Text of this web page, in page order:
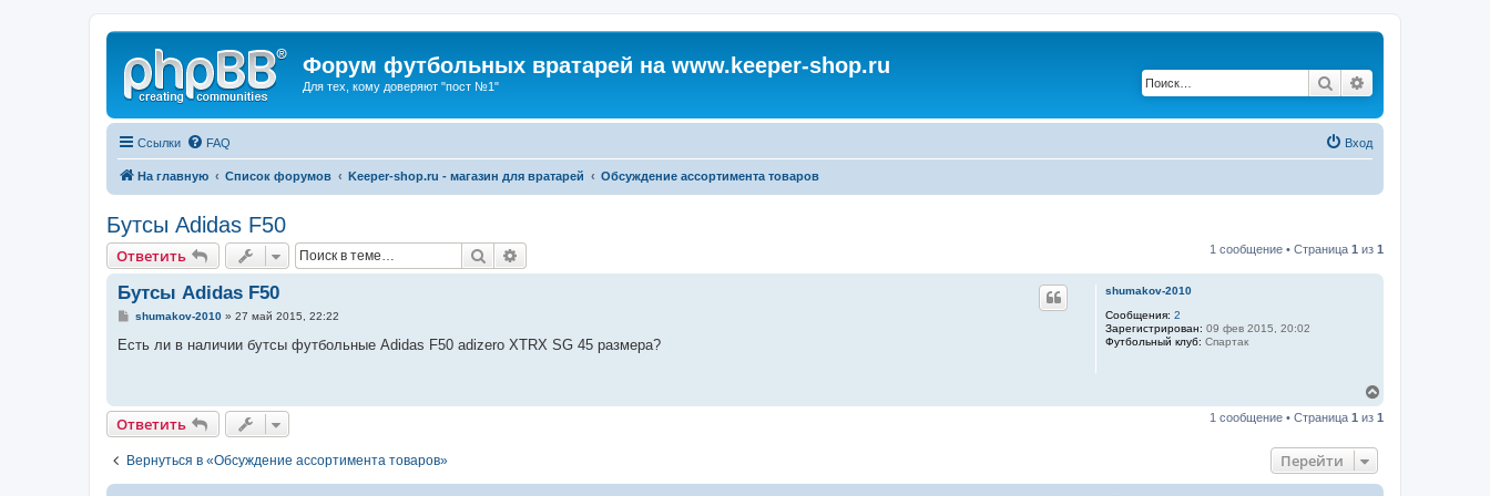
Форум футбольных вратарей на www.keeper-shop.ru
Для тех, кому доверяют "пост №1" Поиск
Ссылки FAQ Вход
На главную Список форумов Keeper-shop.ru - магазин для вратарей Обсуждение ассортимента товаров
Бутсы Adidas F50
Ответить Поиск 1 сообщение • Страница 1 из 1
shumakov-2010
Сообщения: 2
Зарегистрирован: 09 фев 2015, 20:02
Футбольный клуб: Спартак
Бутсы Adidas F50
С
о
и
е
shumakov-2010» 27 май 2015, 22:22
Есть ли в наличии бутсы футбольные Adidas F50 adizero XTRX SG 45 размера?
р
Ответить 1 сообщение • Страница 1 из 1
Вернуться в «Обсуждение ассортимента товаров» Перейти